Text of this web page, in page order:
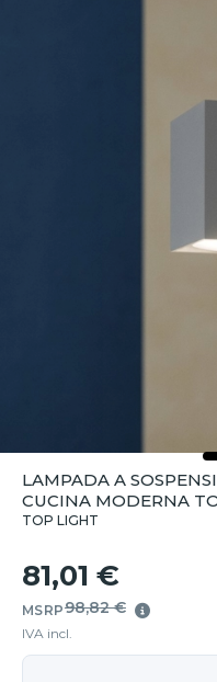
LAMPADA A
CUCINA MODERNA
TOP LIGHT
81,01 €
MSRP98,82 €
IVA incl.